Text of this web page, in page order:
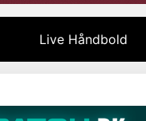
Live Håndbold